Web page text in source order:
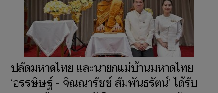
ปลัดมหาดไทย และนายกแม่บ้านมหาดไทย
‘อรรษิษฐ์ - จิณณารัชช์ สัมพันธรัตน์’ ได้รับ